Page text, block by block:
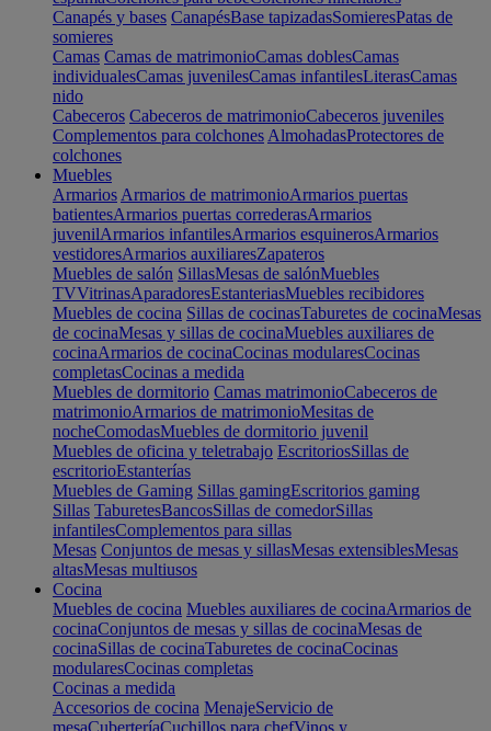
Canapés y bases CanapésBase tapizadasSomieresPatas de
somieres
Camas Camas de matrimonioCamas doblesCamas
individualesCamas juvenilesCamas infantilesLiterasCamas
nido
Cabeceros Cabeceros de matrimonioCabeceros juveniles
Complementos para colchones AlmohadasProtectores de
colchones
Muebles
Armarios Armarios de matrimonioArmarios puertas
batientesArmarios puertas correderasArmarios
juvenilArmarios infantilesArmarios esquinerosArmarios
vestidoresArmarios auxiliaresZapateros
Muebles de salón SillasMesas de salónMuebles
TVVitrinasAparadoresEstanteriasMuebles recibidores
Muebles de cocina Sillas de cocinasTaburetes de cocinaMesas
de cocinaMesas y sillas de cocinaMuebles auxiliares de
cocinaArmarios de cocinaCocinas modularesCocinas
completasCocinas a medida
Muebles de dormitorio Camas matrimonioCabeceros de
matrimonioArmarios de matrimonioMesitas de
nocheComodasMuebles de dormitorio juvenil
Muebles de oficina y teletrabajo EscritoriosSillas de
escritorioEstanterías
Muebles de Gaming Sillas gamingEscritorios gaming
Sillas TaburetesBancosSillas de comedorSillas
infantilesComplementos para sillas
Mesas Conjuntos de mesas y sillasMesas extensiblesMesas
altasMesas multiusos
Cocina
Muebles de cocina Muebles auxiliares de cocinaArmarios de
cocinaConjuntos de mesas y sillas de cocinaMesas de
cocinaSillas de cocinaTaburetes de cocinaCocinas
modularesCocinas completas
Cocinas a medida
Accesorios de cocina MenajeServicio de
mesaCuberteríaCuchillos para chefVinos y